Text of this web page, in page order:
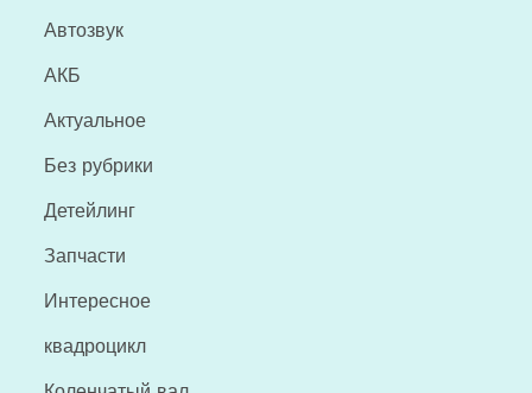
Автозвук
АКБ
Актуальное
Без рубрики
Детейлинг
Запчасти
Интересное
квадроцикл